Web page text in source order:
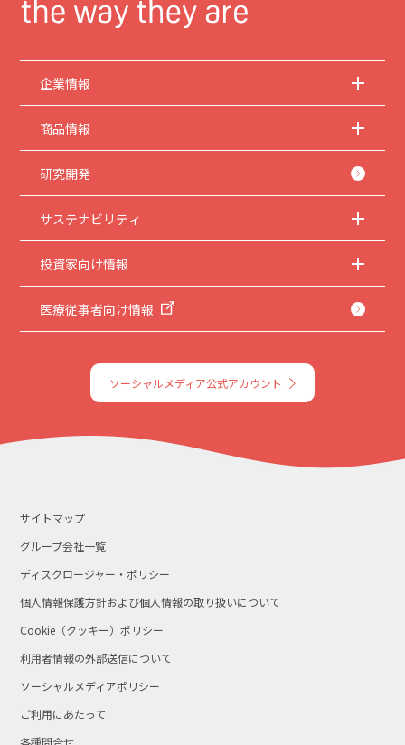
企業情報
商品情報
研究開発
サステナビリティ
投資家向け情報
医療従事者向け情報
ソーシャルメディア公式アカウント
サイトマップ
グループ会社一覧
ディスクロージャー・ポリシー
個人情報保護方針および個人情報の取り扱いについて
Cookie（クッキー）ポリシー
利用者情報の外部送信について
ソーシャルメディアポリシー
ご利用にあたって